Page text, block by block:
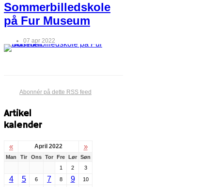
Sommerbilledskole
på Fur Museum
07 apr 2022
Abonnér på dette RSS feed
Artikel
kalender
« April 2022 »
Man Tir Ons Tor Fre Lør Søn
1
2 3
4 5 6 7 8 9 10